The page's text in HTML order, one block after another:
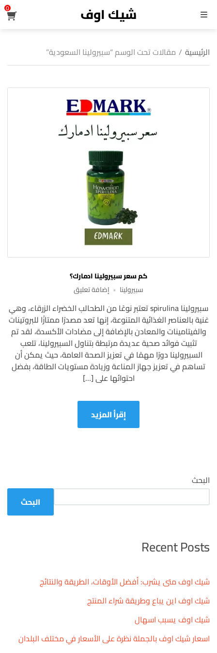
القائمة شيك اوف 0
الرئيسية / مقالات تحت الوسم “سبيرولينا السعودية”
كم سعر سبيرولينا ادمارك؟
سبيرولينا
إضافة تعليقعلى
سعر
سبيرولينا
ادمارك؟
سبيرولينا spirulina تعتبر نوعًا من الطحالب الخضراء الزرقاء، وهي
غنية بالعناصر الغذائية المتنوعة، إنها تعد مصدرًا ممتازًا للبروتينات
والفيتامينات والمعادن بالإضافة إلى مضادات الأكسدة، لقد تم
تثبيت فوائد صحية عديدة مرتبطة بتناول السبيرولينا، تلعب
السبيرولينا دورًا مهمًا في تعزيز الصحة العامة، حيث يمكن أن
تساهم في تعزيز جهاز المناعة وزيادة مستويات الطاقة، بفضل
احتوائها على […]
إقرأ المزيد
البحث
البحث
Recent Posts
شيك اوف متى يشرب: أفضل الأوقات، الطريقة والنتائج
شيك اوف اين يباع وطريقة شراء المنتج
شيك اوف يسبب اسهال
اسعار شيك اوف بالجملة نظرة على الأسعار في مختلف البلدان